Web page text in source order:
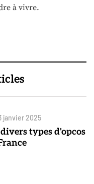
à vivre.
janvier 2025
divers types d'opcos